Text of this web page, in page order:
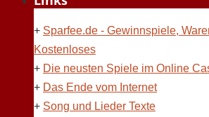
+ Sparfee.de - Gewinnspiele,
Kostenloses
+ Die neusten Spiele im Online
+ Das Ende vom Internet
+ Song und Lieder Texte